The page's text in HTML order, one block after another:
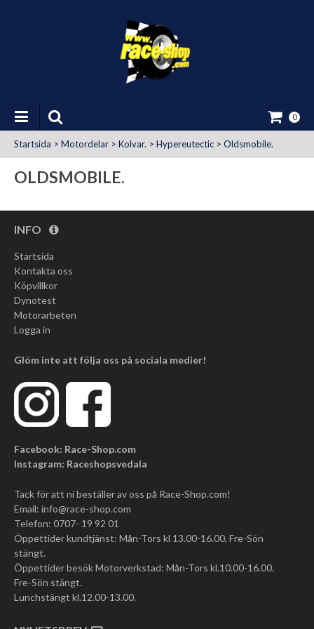
0
Uttag
Startsida > Motordelar > Kolvar. > Hypereutectic > Oldsmobile.
OLDSMOBILE.
INFO
Startsida
Kontakta oss
Köpvillkor
Dynotest
Motorarbeten
Logga in
Glöm inte att följa oss på sociala medier!
Facebook: Race-Shop.com
Instagram: Raceshopsvedala
Tack för att ni beställer av oss på Race-Shop.com!
Email: info@race-shop.com
Telefon: 0707- 19 92 01
Öppettider kundtjänst: Mån-Tors kl 13.00-16.00, Fre-Sön
stängt.
Öppettider besök Motorverkstad: Mån-Tors kl.10.00-16.00.
Fre-Sön stängt.
Lunchstängt kl.12.00-13.00.